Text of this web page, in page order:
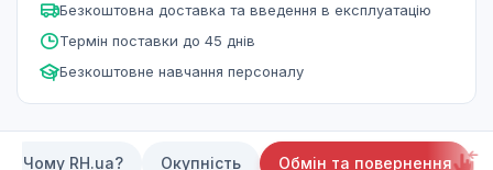
Безкоштовна доставка та введення в експлуатацію
Термін поставки до 45 днів
Безкоштовне навчання персоналу
Чому RH.ua? Окупність Обмін та повернення